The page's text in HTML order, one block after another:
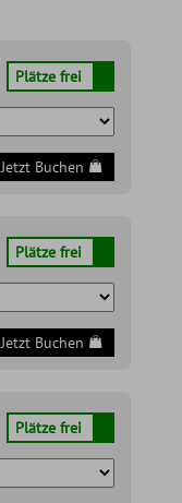
Plätze frei
Jetzt Buchen
Plätze frei
Jetzt Buchen
Plätze frei